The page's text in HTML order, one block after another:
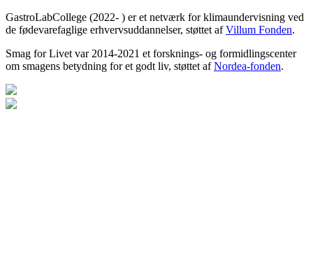
GastroLabCollege (2022- ) er et netværk for klimaundervisning ved
de fødevarefaglige erhvervsuddannelser, støttet afVillum Fonden.
Smag for Livet var 2014-2021 et forsknings- og formidlingscenter
om smagens betydning for et godt liv, støttet afNordea-fonden.